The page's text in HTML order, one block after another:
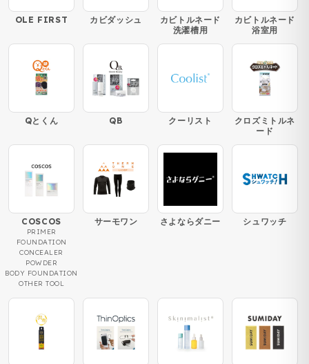
OLE FIRST カビダッシュ
カビトルネード
洗濯槽用
カビトルネード
浴室用
Qとくん QB クーリスト
クロズミトルネ
ード
COSCOS
PRIMER
FOUNDATION
CONCEALER
POWDER
BODY FOUNDATION
OTHER TOOL
サーモワン さよならダニー シュワッチ